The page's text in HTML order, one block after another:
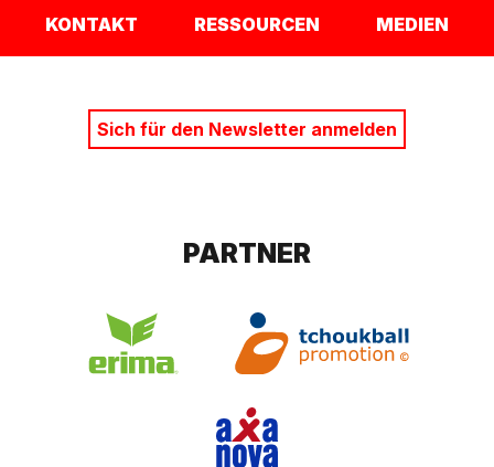
KONTAKT
RESSOURCEN MEDIEN
Sich für den Newsletter anmelden
PARTNER